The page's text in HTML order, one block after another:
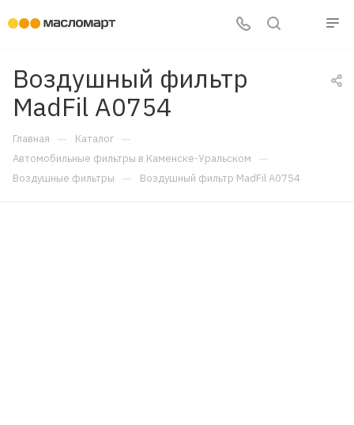
Воздушный фильтр
MadFil A0754
Главная — Каталог —
Автомобильные фильтры в Каменске-Уральском —
Воздушные фильтры — Воздушный фильтр MadFil A0754